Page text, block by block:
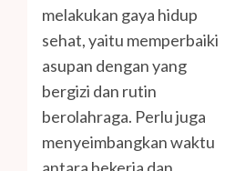
melakukan gaya hidup
sehat, yaitu memperbaiki
asupan dengan yang
bergizi dan rutin
berolahraga. Perlu juga
menyeimbangkan waktu